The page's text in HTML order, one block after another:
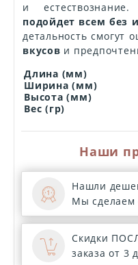
и
подойдет всем без
детальность смогут
вкусов и
Длина (мм)
Ширина (мм)
Высота (мм)
Вес (гр)
Наши
Нашли
Мы сделаем
Скидки
заказа от 3